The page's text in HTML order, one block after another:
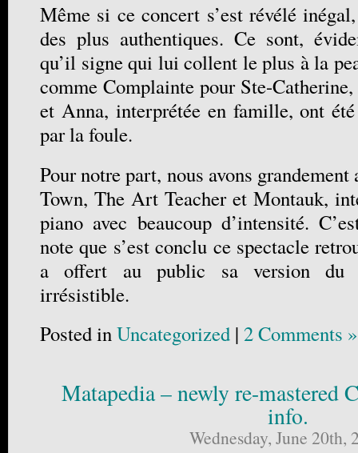
Même si ce concert s’est révélé
des plus authentiques. Ce sont,
qu’il signe qui lui collent le plus à la
comme Complainte pour Ste-
et Anna, interprétée en famille, ont
par la foule.
Pour notre part, nous avons
Town, The Art Teacher et Montauk,
piano avec beaucoup d’intensité.
note que s’est conclu ce spectacle
a offert au public sa version du
irrésistible.
Posted inUncategorized | 2 Comments »
Matapedia – newly re-mastered
info.
Wednesday, June 20th,